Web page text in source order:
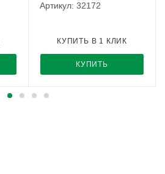
Артикул: 32172
КУПИТЬ
КУПИТЬ В 1 КЛИК